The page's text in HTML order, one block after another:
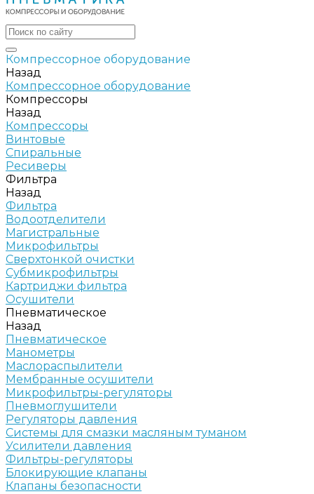
Компрессорное оборудование
Назад
Компрессорное оборудование
Компрессоры
Назад
Компрессоры
Винтовые
Спиральные
Ресиверы
Фильтра
Назад
Фильтра
Водоотделители
Магистральные
Микрофильтры
Сверхтонкой очистки
Субмикрофильтры
Картриджи фильтра
Осушители
Пневматическое
Назад
Пневматическое
Манометры
Маслораспылители
Мембранные осушители
Микрофильтры-регуляторы
Пневмоглушители
Регуляторы давления
Системы для смазки масляным туманом
Усилители давления
Фильтры-регуляторы
Блокирующие клапаны
Клапаны безопасности